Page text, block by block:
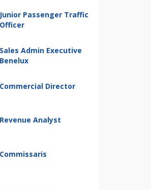
Junior Passenger Traffic
Officer
Sales Admin Executive
Benelux
Commercial Director
Revenue Analyst
Commissaris